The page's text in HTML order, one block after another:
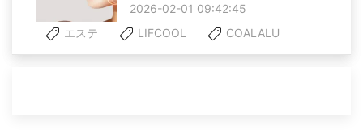
2026-02-01 09:42:45
エステ
LIFCOOL COALALU